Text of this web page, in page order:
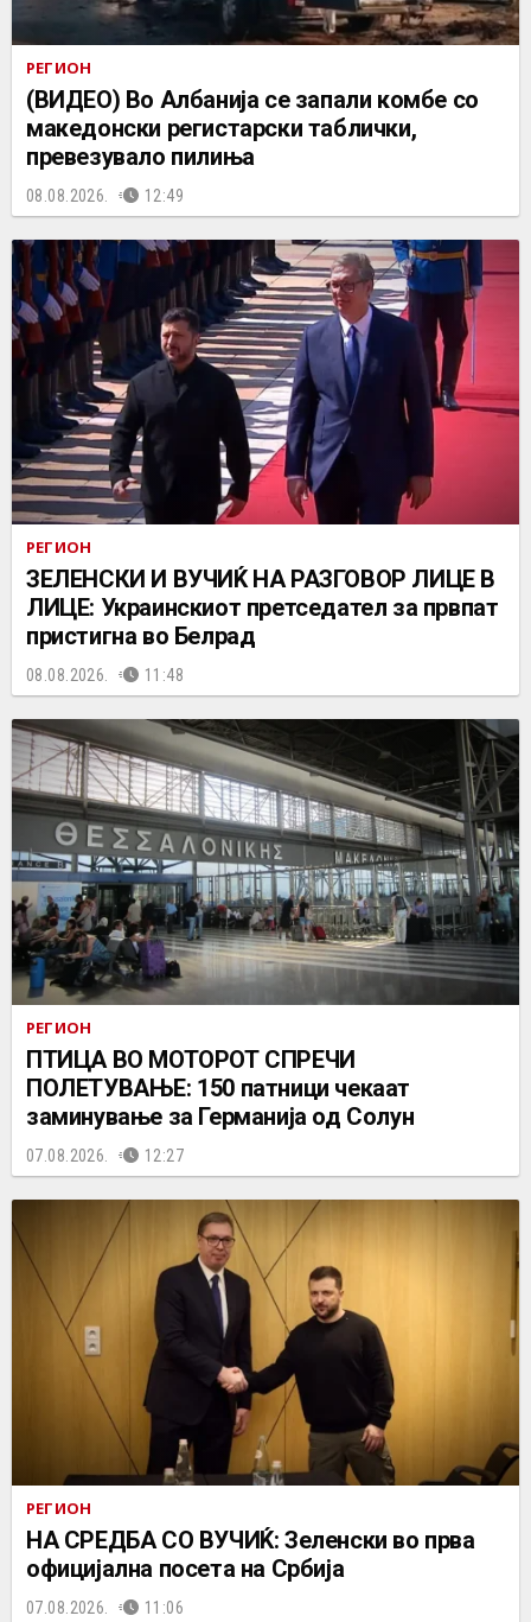
РЕГИОН
(ВИДЕО) Во Албанија се запали комбе со
македонски регистарски таблички,
превезувало пилиња
08.08.2026. 12:49
РЕГИОН
ЗЕЛЕНСКИ И ВУЧИЌ НА РАЗГОВОР ЛИЦЕ В
ЛИЦЕ: Украинскиот претседател за првпат
пристигна во Белрад
08.08.2026. 11:48
РЕГИОН
ПТИЦА ВО МОТОРОТ СПРЕЧИ
ПОЛЕТУВАЊЕ: 150 патници чекаат
заминување за Германија од Солун
07.08.2026. 12:27
РЕГИОН
НА СРЕДБА СО ВУЧИЌ: Зеленски во прва
официјална посета на Србија
07.08.2026. 11:06